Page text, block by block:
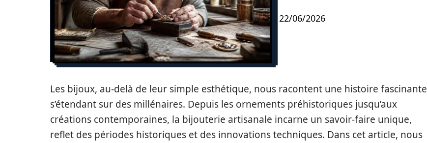
22/06/2026
Les bijoux, au-delà de leur simple esthétique, nous racontent une histoire fascinante
s’étendant sur des millénaires. Depuis les ornements préhistoriques jusqu’aux
créations contemporaines, la bijouterie artisanale incarne un savoir-faire unique,
reflet des périodes historiques et des innovations techniques. Dans cet article, nous